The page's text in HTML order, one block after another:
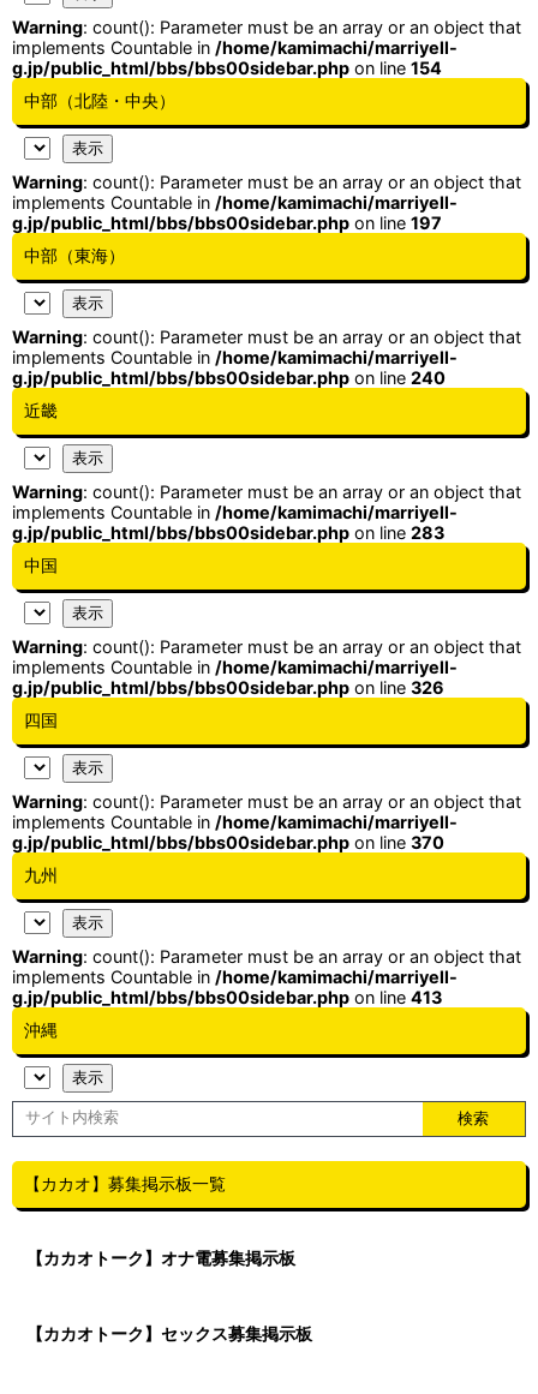
Warning: count(): Parameter must be an array or an object that
implements Countable in /home/kamimachi/marriyell-
g.jp/public_html/bbs/bbs00sidebar.php on line 154
中部（北陸・中央）
Warning: count(): Parameter must be an array or an object that
implements Countable in /home/kamimachi/marriyell-
g.jp/public_html/bbs/bbs00sidebar.php on line 197
中部（東海）
Warning: count(): Parameter must be an array or an object that
implements Countable in /home/kamimachi/marriyell-
g.jp/public_html/bbs/bbs00sidebar.php on line 240
近畿
Warning: count(): Parameter must be an array or an object that
implements Countable in /home/kamimachi/marriyell-
g.jp/public_html/bbs/bbs00sidebar.php on line 283
中国
Warning: count(): Parameter must be an array or an object that
implements Countable in /home/kamimachi/marriyell-
g.jp/public_html/bbs/bbs00sidebar.php on line 326
四国
Warning: count(): Parameter must be an array or an object that
implements Countable in /home/kamimachi/marriyell-
g.jp/public_html/bbs/bbs00sidebar.php on line 370
九州
Warning: count(): Parameter must be an array or an object that
implements Countable in /home/kamimachi/marriyell-
g.jp/public_html/bbs/bbs00sidebar.php on line 413
沖縄
【カカオ】募集掲示板一覧
【カカオトーク】オナ電募集掲示板
【カカオトーク】セックス募集掲示板